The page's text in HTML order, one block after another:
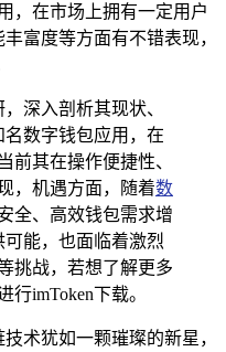
，在市场上拥有一定用户
富度等方面有不错表现，
深入剖析其现状、
名数字钱包应用，在
前其在操作便捷性、
，机遇方面，随着数
全、高效钱包需求增
可能，也面临着激烈
挑战，若想了解更多
imToken下载。
术犹如一颗璀璨的新星，